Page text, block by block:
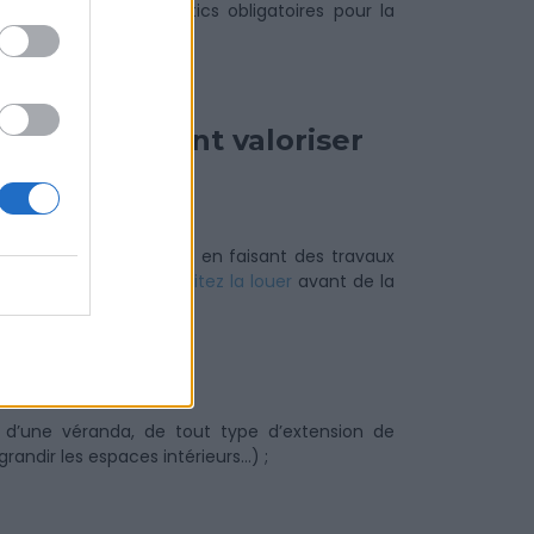
des diagnostics obligatoires pour la
qui peuvent valoriser
value immobilière en faisant des travaux
si vous souhaitez la louer avant de la
véranda, de tout type d’extension de
les espaces intérieurs…) ;